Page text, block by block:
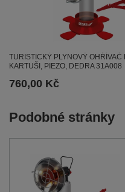
TURISTICKÝ PLYNOVÝ OHŘÍVAČ
KARTUŠI, PIEZO, DEDRA 31A008
760,00 Kč
Podobné stránky